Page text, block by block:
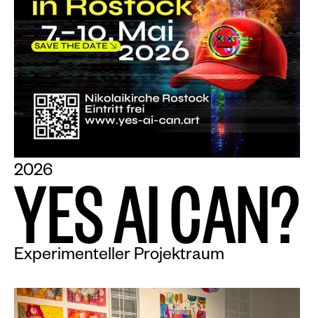
2026
YESAICAN?
Experimenteller Projektraum